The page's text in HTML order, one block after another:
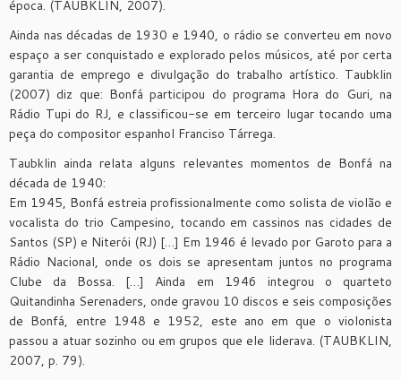
época. (TAUBKLIN, 2007).
Ainda nas décadas de 1930 e 1940, o rádio se converteu em novo
espaço a ser conquistado e explorado pelos músicos, até por certa
garantia de emprego e divulgação do trabalho artístico. Taubklin
(2007) diz que: Bonfá participou do programa Hora do Guri, na
Rádio Tupi do RJ, e classificou-se em terceiro lugar tocando uma
peça do compositor espanhol Franciso Tárrega.
Taubklin ainda relata alguns relevantes momentos de Bonfá na
década de 1940:
Em 1945, Bonfá estreia profissionalmente como solista de violão e
vocalista do trio Campesino, tocando em cassinos nas cidades de
Santos (SP) e Niterói (RJ) […] Em 1946 é levado por Garoto para a
Rádio Nacional, onde os dois se apresentam juntos no programa
Clube da Bossa. […] Ainda em 1946 integrou o quarteto
Quitandinha Serenaders, onde gravou 10 discos e seis composições
de Bonfá, entre 1948 e 1952, este ano em que o violonista
passou a atuar sozinho ou em grupos que ele liderava. (TAUBKLIN,
2007, p. 79).